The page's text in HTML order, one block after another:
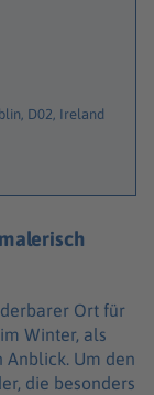
D02, Ireland
Ort für
Winter, als
Um den
die besonders